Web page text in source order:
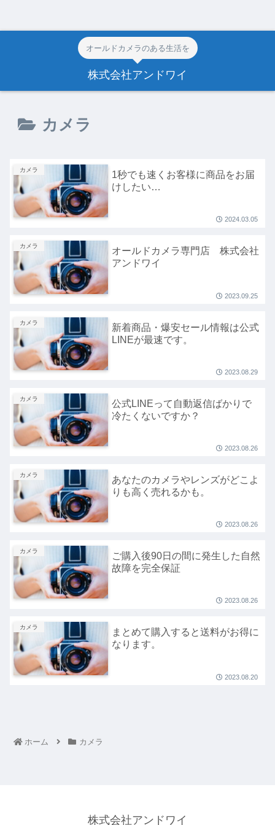
オールドカメラのある生活を
株式会社アンドワイ
カメラ
カメラ
1秒でも速くお客様に商品をお届
けしたい…
2024.03.05
カメラ
オールドカメラ専門店 株式会社
アンドワイ
2023.09.25
カメラ
新着商品・爆安セール情報は公式
LINEが最速です。
2023.08.29
カメラ
公式LINEって自動返信ばかりで
冷たくないですか？
2023.08.26
カメラ
あなたのカメラやレンズがどこよ
りも高く売れるかも。
2023.08.26
カメラ
ご購入後90日の間に発生した自然
故障を完全保証
2023.08.26
カメラ
まとめて購入すると送料がお得に
なります。
2023.08.20
ホーム カメラ
株式会社アンドワイ